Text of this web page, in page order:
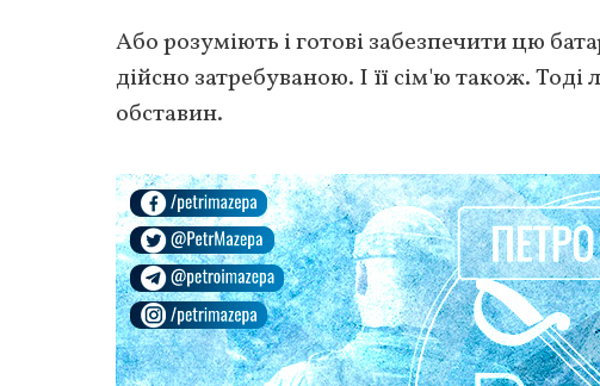
Або розуміють і готові забезпечити цю
дійсно затребуваною. І її сім'ю також.
обставин.